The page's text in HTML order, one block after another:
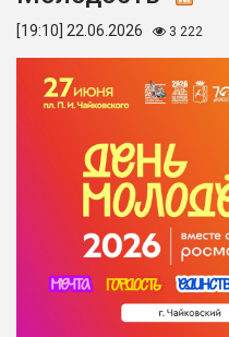
[19:10] 22.06.2026 3 222